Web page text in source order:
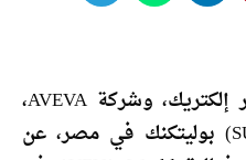
أعلنت كل من شركة شنايدر إلكتريك، وشركة AVEVA،
وجامعة السويدي – (SUTech) بوليتكنك في مصر، عن